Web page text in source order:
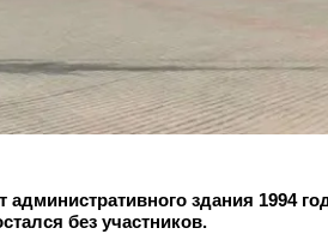
здания 1994
без участников.